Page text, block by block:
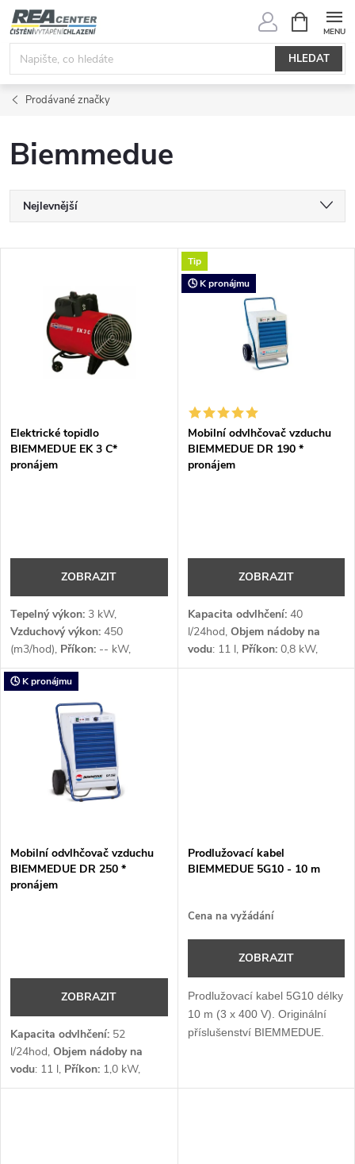
Přejít
na
obsah
HLEDAT
NÁKUPNÍ
KOŠÍK
Prodávané značky
Biemmedue
Ř
a
p
d
u
k
t
Nejlevnější
Abecedně
s
p
u
k
t
Elektrické topidlo
BIEMMEDUE EK 3 C*
pronájem
ZOBRAZIT
Tepelný výkon: 3 kW,
Vzduchový výkon: 450
(m3/hod), Příkon: -- kW,
Napětí:1 x 230 (počet fází x V)
Tip
🕓 K pronájmu
Mobilní odvlhčovač vzduchu
BIEMMEDUE DR 190 *
pronájem
ZOBRAZIT
Kapacita odvlhčení:40
l/24hod, Objem nádoby na
vodu: 11 l, Příkon:0,8 kW,
Průtok vzduchu:400 m³/h,
🕓 K pronájmu
Mobilní odvlhčovač vzduchu
BIEMMEDUE DR 250 *
pronájem
ZOBRAZIT
Kapacita odvlhčení: 52
l/24hod, Objem nádoby na
vodu: 11 l, Příkon: 1,0 kW,
Průtok vzduchu:650 m³/h,
Prodlužovací kabel
BIEMMEDUE 5G10 - 10 m
Cena na vyžádání
ZOBRAZIT
Prodlužovací kabel 5G10 délky
10 m (3 x 400 V). Originální
příslušenství BIEMMEDUE.